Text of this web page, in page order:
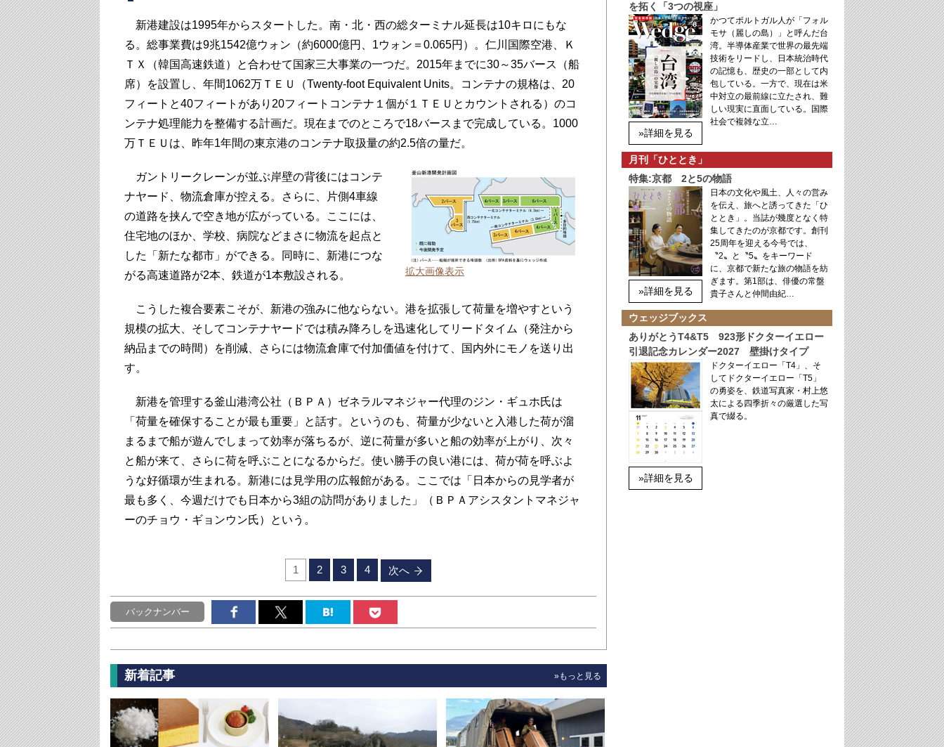
新港建設は1995年からスタートした。南・北・西の総ターミナル延長は10キロにもな
る。総事業費は9兆1542億ウォン（約6000億円、1ウォン＝0.065円）。仁川国際空港、Ｋ
ＴＸ（韓国高速鉄道）と合わせて国家三大事業の一つだ。2015年までに30～35バース（船
席）を設置し、年間1062万ＴＥＵ（Twenty-foot Equivalent Units。コンテナの規格は、20
フィートと40フィートがあり20フィートコンテナ１個が１ＴＥＵとカウントされる）のコ
ンテナ処理能力を整備する計画だ。現在までのところで18バースまで完成している。1000
万ＴＥＵは、昨年1年間の東京港のコンテナ取扱量の約2.5倍の量だ。
拡大画像表示
ガントリークレーンが並ぶ岸壁の背後にはコンテ
ナヤード、物流倉庫が控える。さらに、片側4車線
の道路を挟んで空き地が広がっている。ここには、
住宅地のほか、学校、病院などまさに物流を起点と
した「新たな都市」ができる。同時に、新港につな
がる高速道路が2本、鉄道が1本敷設される。
こうした複合要素こそが、新港の強みに他ならない。港を拡張して荷量を増やすという
規模の拡大、そしてコンテナヤードでは積み降ろしを迅速化してリードタイム（発注から
納品までの時間）を削減、さらには物流倉庫で付加価値を付けて、国内外にモノを送り出
す。
新港を管理する釜山港湾公社（ＢＰＡ）ゼネラルマネジャー代理のジン・ギュホ氏は
「荷量を確保することが最も重要」と話す。というのも、荷量が少ないと入港した荷が溜
まるまで船が遊んでしまって効率が落ちるが、逆に荷量が多いと船の効率が上がり、次々
と船が来て、さらに荷を呼ぶことになるからだ。使い勝手の良い港には、荷が荷を呼ぶよ
うな好循環が生まれる。新港には見学用の広報館がある。ここでは「日本からの見学者が
最も多く、今週だけでも日本から3組の訪問がありました」（ＢＰＡアシスタントマネジャ
ーのチョウ・ギョンウン氏）という。
1 2 3 4 次へ
バックナンバー
新着記事 »もっと見る
を拓く「3つの視座」
»詳細を見る
かつてポルトガル人が「フォル
モサ（麗しの島）」と呼んだ台
湾。半導体産業で世界の最先端
技術をリードし、日本統治時代
の記憶も、歴史の一部として内
包している。一方で、現在は米
中対立の最前線に立たされ、難
しい現実に直面している。国際
社会で複雑な立…
月刊「ひととき」
特集:京都 2と5の物語
»詳細を見る
日本の文化や風土、人々の営み
を伝え、旅へと誘ってきた「ひ
ととき」。当誌が幾度となく特
集してきたのが京都です。創刊
25周年を迎える今号では、
〝2〟と〝5〟をキーワード
に、京都で新たな旅の物語を紡
ぎます。第1部は、俳優の常盤
貴子さんと仲間由紀…
ウェッジブックス
ありがとうT4&T5 923形ドクターイエロー
引退記念カレンダー2027 壁掛けタイプ
»詳細を見る
ドクターイエロー「T4」、そ
してドクターイエロー「T5」
の勇姿を、鉄道写真家・村上悠
太による四季折々の厳選した写
真で綴る。